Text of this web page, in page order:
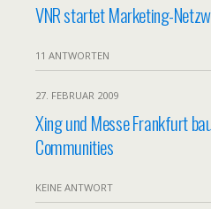
VNR startet Marketing-
11 ANTWORTEN
27. FEBRUAR 2009
Xing und Messe Frankfurt
Communities
KEINE ANTWORT